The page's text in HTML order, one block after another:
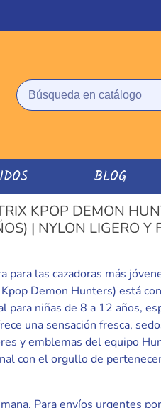
BLOG
KPOP DEMON
| NYLON LIGERO Y
para las cazadoras más
Demon Hunters) está
para niñas de 8 a 12 años,
una sensación fresca,
y emblemas del equipo
con el orgullo de
Para envíos urgentes